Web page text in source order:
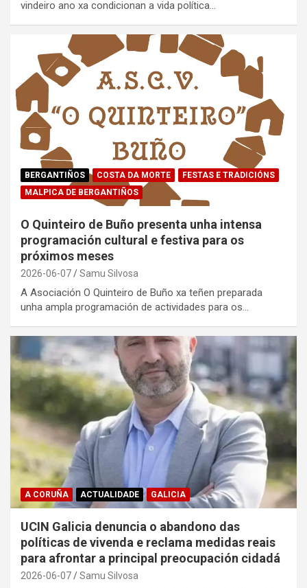
vindeiro ano xa condicionan a vida política…
BERGANTIÑOS COSTA DA MORTE
FESTAS E TRADICIÓNS
MALPICA DE BERGANTIÑOS
O Quinteiro de Buño presenta unha intensa
programación cultural e festiva para os
próximos meses
2026-06-07 Samu Silvosa
A Asociación O Quinteiro de Buño xa teñen preparada
unha ampla programación de actividades para os…
A CORUÑA ACTUALIDADE GALICIA
UCIN Galicia denuncia o abandono das
políticas de vivenda e reclama medidas reais
para afrontar a principal preocupación cidadá
2026-06-07 Samu Silvosa